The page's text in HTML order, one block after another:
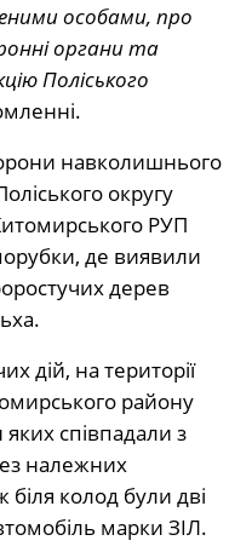
особами, про
органи та
Поліського
навколишнього
округу
РУП
де виявили
дерев
дій, на території
району
співпадали з
належних
колод були дві
марки ЗІЛ.